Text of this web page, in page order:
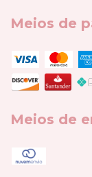
Meios de
Meios de